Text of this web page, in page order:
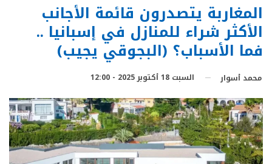
المغاربة يتصدرون قائمة الأجانب
الأكثر شراء للمنازل في إسبانيا ..
فما الأسباب؟ (البجوقي يجيب)
محمد أسوار السبت 18 أكتوبر 2025 - 12:00